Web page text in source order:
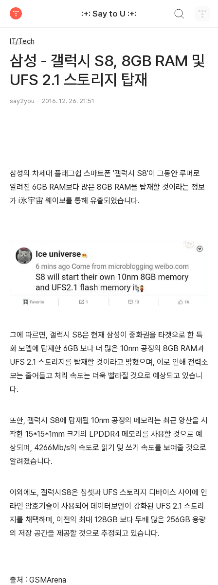
:+: Say to U :+:
IT/Tech
삼성 - 갤럭시 S8, 8GB RAM 및
UFS 2.1 스토리지 탑재
say2you 2016. 12. 26. 21:51
삼성의 차세대 플래그쉽 스마트폰 '갤럭시 S8'이 그동안 루머로
알려진 6GB RAM보다 많은 8GB RAM을 탑재할 것이라는 정보
가 i氷宇宙 웨이보를 통해 유출되었습니다.
그에 따르면, 갤럭시 S8은 현재 삼성이 중화권을 타겟으로 한 특
화 모델에 탑재한 6GB 보다 더 많은 10nm 공정의 8GB RAM과
UFS 2.1 스토리지를 탑재할 것이라고 밝혔으며, 이로 인해 전력소
모는 줄어들고 처리 속도는 더욱 빨라질 것으로 예상되고 있습니
다.
또한, 갤럭시 S8에 탑재될 10nm 공정의 메모리는 최근 양산을 시
작한 15*15*1mm 크기의 LPDDR4 메모리를 사용할 것으로 예
상되며, 4266Mb/s의 속도로 읽기 및 쓰기 속도를 보여줄 것으로
알려졌습니다.
이외에도, 갤럭시S8은 칩셋과 UFS 스토리지 디바이스 사이에 인
라인 암호기술이 사용되어 데이터보안이 강화된 UFS 2.1 스토리
지를 채택하며, 이전의 최대 128GB 보다 두배 많은 256GB 용량
의 저장 공간을 제공할 것으로 추정되고 있습니다.
출처 : GSMArena